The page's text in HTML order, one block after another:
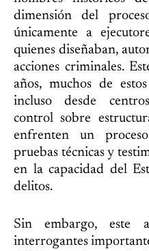
dimensión del
únicamente a
quienes diseñaban,
acciones criminales.
años, muchos de
incluso desde
control sobre
enfrenten un
pruebas técnicas y
en la capacidad del
delitos.
Sin embargo, este
interrogantes